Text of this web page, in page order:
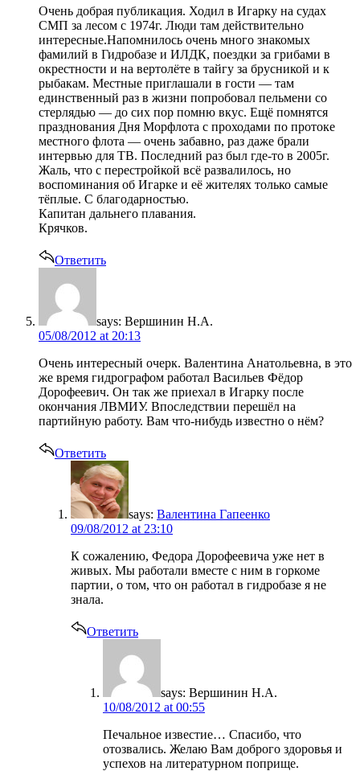
Очень добрая публикация. Ходил в Игарку на судах
СМП за лесом с 1974г. Люди там действительно
интересные.Напомнилось очень много знакомых
фамилий в Гидробазе и ИЛДК, поездки за грибами в
окрестности и на вертолёте в тайгу за брусникой и к
рыбакам. Местные приглашали в гости — там
единственный раз в жизни попробовал пельмени со
стерлядью — до сих пор помню вкус. Ещё помнятся
празднования Дня Морфлота с проходами по протоке
местного флота — очень забавно, раз даже брали
интервью для ТВ. Последний раз был где-то в 2005г.
Жаль, что с перестройкой всё развалилось, но
воспоминания об Игарке и её жителях только самые
тёплые. С благодарностью.
Капитан дальнего плавания.
Крячков.
Ответить
says: Вершинин Н.А.
05/08/2012 at 20:13
Очень интересный очерк. Валентина Анатольевна, в это
же время гидрографом работал Васильев Фёдор
Дорофеевич. Он так же приехал в Игарку после
окончания ЛВМИУ. Впоследствии перешёл на
партийную работу. Вам что-нибудь известно о нём?
Ответить
says: Валентина Гапеенко
09/08/2012 at 23:10
К сожалению, Федора Дорофеевича уже нет в
живых. Мы работали вместе с ним в горкоме
партии, о том, что он работал в гидробазе я не
знала.
Ответить
says: Вершинин Н.А.
10/08/2012 at 00:55
Печальное известие… Спасибо, что
отозвались. Желаю Вам доброго здоровья и
успехов на литературном поприще.